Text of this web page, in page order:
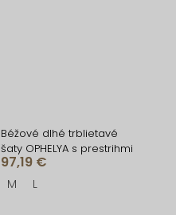
Béžové dlhé trblietavé
šaty OPHELYA s prestrihmi
97,19 €
M L